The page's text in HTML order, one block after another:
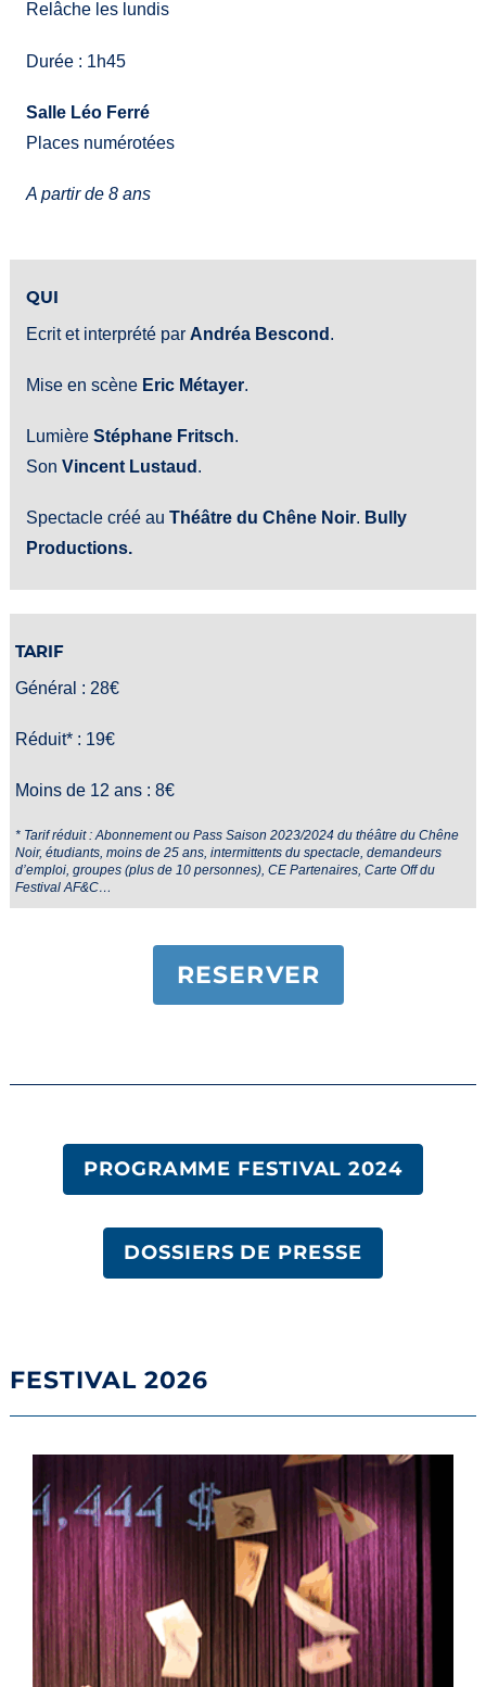
Relâche les lundis
Durée : 1h45
Salle Léo Ferré
Places numérotées
A partir de 8 ans
QUI
Ecrit et interprété par Andréa Bescond .
Mise en scène Eric Métayer.
Lumière Stéphane Fritsch.
Son Vincent Lustaud .
Spectacle créé au Théâtre du Chêne Noir. Bully
Productions.
TARIF
Général : 28€
Réduit* : 19€
Moins de 12 ans : 8€
* Tarif réduit : Abonnement ou Pass Saison 2023/2024 du théâtre du Chêne
Noir, étudiants, moins de 25 ans, intermittents du spectacle, demandeurs
d’emploi, groupes (plus de 10 personnes), CE Partenaires, Carte Off du
Festival AF&C…
RESERVER
PROGRAMME FESTIVAL 2024
DOSSIERS DE PRESSE
FESTIVAL 2026